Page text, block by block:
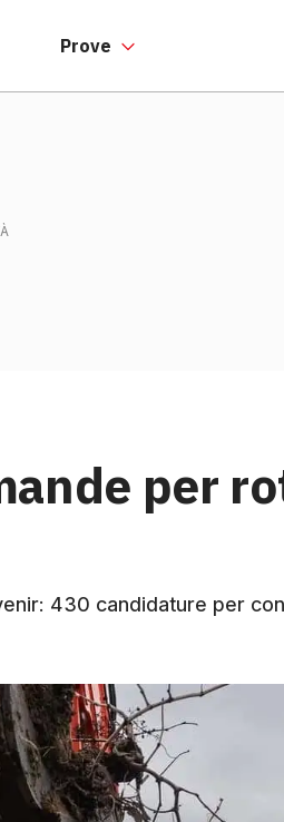
Prove
per
430 candidature per